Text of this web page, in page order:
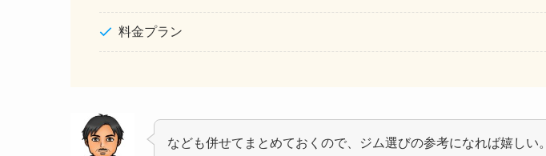
料金プラン
なども併せてまとめておくので、ジム選びの参考になれば嬉しい。